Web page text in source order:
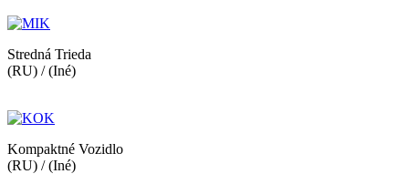
Stredná Trieda
(RU) / (Iné)
Kompaktné Vozidlo
(RU) / (Iné)